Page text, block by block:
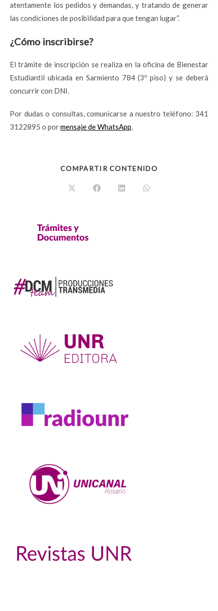
atentamente los pedidos y demandas, y tratando de generar
las condiciones de posibilidad para que tengan lugar”.
¿Cómo inscribirse?
El trámite de inscripción se realiza en la oficina de Bienestar
Estudiantil ubicada en Sarmiento 784 (3º piso) y se deberá
concurrir con DNI.
Por dudas o consultas, comunicarse a nuestro teléfono: 341
3122895 o pormensaje de WhatsApp.
COMPARTIR CONTENIDO